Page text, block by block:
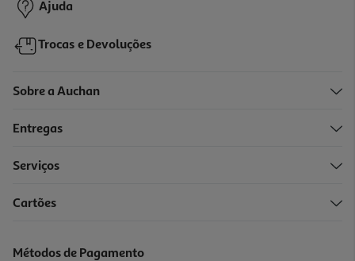
Ajuda
Trocas e Devoluções
Sobre a Auchan
Entregas
Serviços
Cartões
Métodos de Pagamento